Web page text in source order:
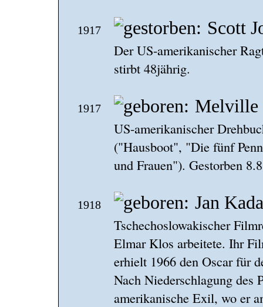
1917 Scott
Der US-amerikanischer
stirbt 48jährig.
1917 Melville
US-amerikanischer
("Hausboot", "Die fünf
und Frauen"). Gestorben
1918 Jan
Tschechoslowakischer
Elmar Klos arbeitete. Ihr
erhielt 1966 den Oscar für
Nach Niederschlagung des
amerikanische Exil, wo er